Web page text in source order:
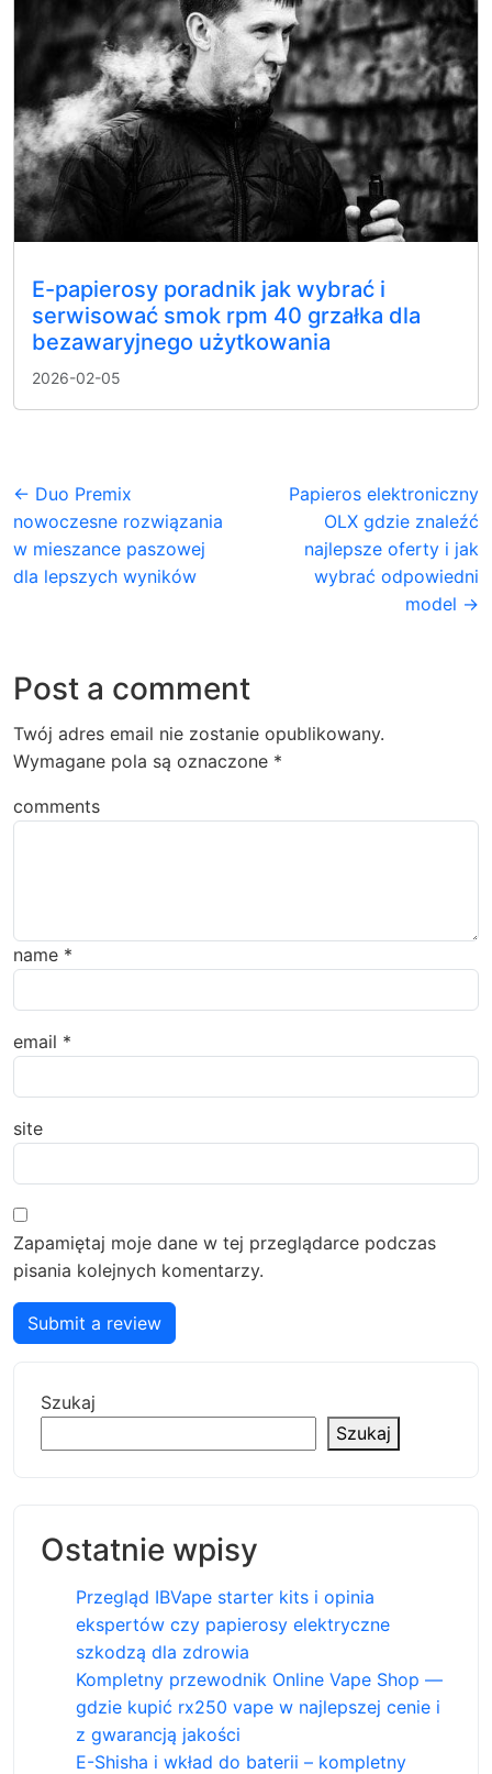
E-papierosy poradnik jak wybrać i
serwisować smok rpm 40 grzałka dla
bezawaryjnego użytkowania
2026-02-05
← Duo Premix
nowoczesne rozwiązania
w mieszance paszowej
dla lepszych wyników
Papieros elektroniczny
OLX gdzie znaleźć
najlepsze oferty i jak
wybrać odpowiedni
model →
Post a comment
Twój adres email nie zostanie opublikowany.
Wymagane pola są oznaczone *
comments
name *
email *
site
Zapamiętaj moje dane w tej przeglądarce podczas
pisania kolejnych komentarzy.
Submit a review
Szukaj
Szukaj
Ostatnie wpisy
Przegląd IBVape starter kits i opinia
ekspertów czy papierosy elektryczne
szkodzą dla zdrowia
Kompletny przewodnik Online Vape Shop —
gdzie kupić rx250 vape w najlepszej cenie i
z gwarancją jakości
E-Shisha i wkład do baterii – kompletny